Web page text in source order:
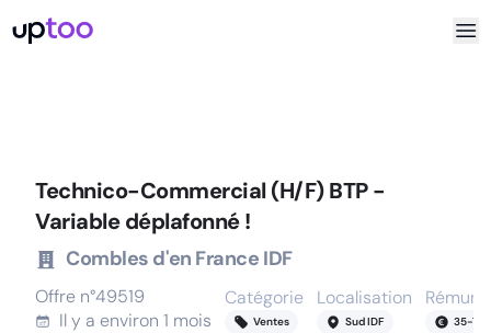
Technico-Commercial (H/F) BTP -
Variable déplafonné !
Combles d'en France IDF
Offre n°49519
Il y a environ 1 mois
Catégorie
Ventes
Localisation
Sud IDF 35-70